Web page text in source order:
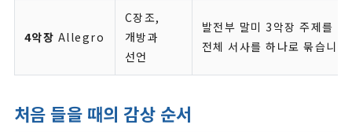
4악장 Allegro
C장조,
개방과
선언
발전부 말미 3악장 주제를
전체 서사를 하나로 묶습니다.
처음 들을 때의 감상 순서